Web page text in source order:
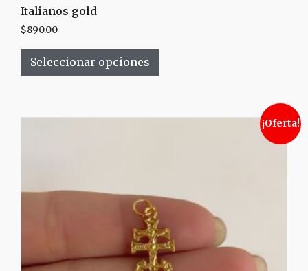
Italianos gold
$890.00
Seleccionar opciones
¡Oferta!